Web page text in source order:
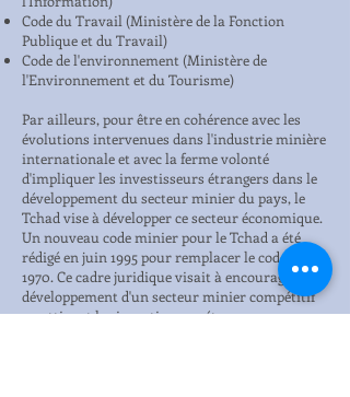
Code du Travail (Ministère de la Fonction
Publique et du Travail)
Code de l'environnement (Ministère de
l'Environnement et du Tourisme)
Par ailleurs, pour être en cohérence avec les
évolutions intervenues dans l'industrie minière
internationale et avec la ferme volonté
d'impliquer les investisseurs étrangers dans le
développement du secteur minier du pays, le
Tchad vise à développer ce secteur économique.
Un nouveau code minier pour le Tchad a été
rédigé en juin 1995 pour remplacer le code de
1970. Ce cadre juridique visait à encourager le
développement d'un secteur minier compétitif
en attirant les investisseurs étrangers.